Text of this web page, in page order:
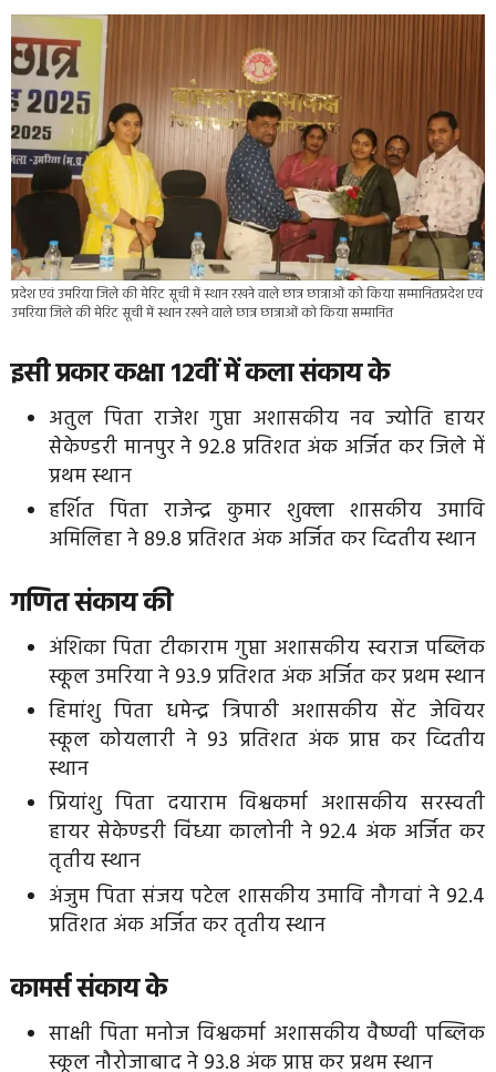
प्रदेश एवं उमरिया जिले की मेरिट सूची में स्थान रखने वाले छात्र छात्राओं को किया सम्मानितप्रदेश एवं
उमरिया जिले की मेरिट सूची में स्थान रखने वाले छात्र छात्राओं को किया सम्मानित
इसी प्रकार कक्षा 12वीं में कला संकाय के
अतुल पिता राजेश गुप्ता अशासकीय नव ज्योति हायर
सेकेण्डरी मानपुर ने 92.8 प्रतिशत अंक अर्जित कर जिले में
प्रथम स्थान
हर्शित पिता राजेन्द्र कुमार शुक्ला शासकीय उमावि
अमिलिहा ने 89.8 प्रतिशत अंक अर्जित कर व्दितीय स्थान
गणित संकाय की
अंशिका पिता टीकाराम गुप्ता अशासकीय स्वराज पब्लिक
स्कूल उमरिया ने 93.9 प्रतिशत अंक अर्जित कर प्रथम स्थान
हिमांशु पिता धमेन्द्र त्रिपाठी अशासकीय सेंट जेवियर
स्कूल कोयलारी ने 93 प्रतिशत अंक प्राप्त कर व्दितीय
स्थान
प्रियांशु पिता दयाराम विश्वकर्मा अशासकीय सरस्वती
हायर सेकेण्डरी विंध्या कालोनी ने 92.4 अंक अर्जित कर
तृतीय स्थान
अंजुम पिता संजय पटेल शासकीय उमावि नौगवां ने 92.4
प्रतिशत अंक अर्जित कर तृतीय स्थान
कामर्स संकाय के
साक्षी पिता मनोज विश्वकर्मा अशासकीय वैष्ण्वी पब्लिक
स्कूल नौरोजाबाद ने 93.8 अंक प्राप्त कर प्रथम स्थान